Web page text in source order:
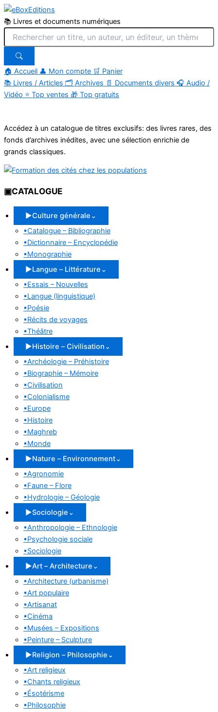
📚 Livres et documents numériques
🏠 Accueil 👤 Mon compte 🛒 Panier
📚 Livres / Articles 🗂 Archives 📄 Documents divers 🎧 Audio /
Vidéo ⭐ Top ventes 🎁 Top gratuits
contenu
Accédez à un catalogue de titres exclusifs: des livres rares, des
fonds d’archives inédites, avec une sélection enrichie de
grands classiques.
▣CATALOGUE
▶Culture générale ⌄
▪Catalogue – Bibliographie
▪Dictionnaire – Encyclopédie
▪Monographie
▶Langue – Littérature ⌄
▪Essais – Nouvelles
▪Langue (linguistique)
▪Poésie
▪Récits de voyages
▪Théâtre
▶Histoire – Civilisation ⌄
▪Archéologie – Préhistoire
▪Biographie – Mémoire
▪Civilisation
▪Colonialisme
▪Europe
▪Histoire
▪Maghreb
▪Monde
▶Nature – Environnement⌄
▪Agronomie
▪Faune – Flore
▪Hydrologie – Géologie
▶Sociologie ⌄
▪Anthropologie – Ethnologie
▪Psychologie sociale
▪Sociologie
▶Art – Architecture ⌄
▪Architecture (urbanisme)
▪Art populaire
▪Artisanat
▪Cinéma
▪Musées – Expositions
▪Peinture – Sculpture
▶Religion – Philosophie ⌄
▪Art religieux
▪Chants religieux
▪Ésotérisme
▪Philosophie